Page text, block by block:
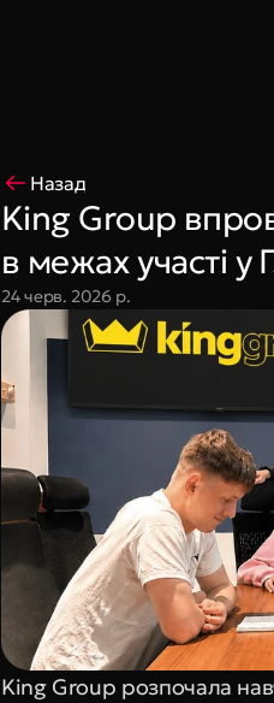
Назад
King Group
в межах участі
24 черв. 2026 р.
King Group розпочала